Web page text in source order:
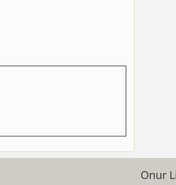
Onur